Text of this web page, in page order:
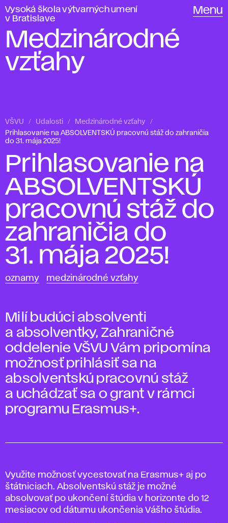
Vysoká škola výtvarných umení
v Bratislave
Menu
Medzinárodné
vzťahy
VŠVU Udalosti
Medzinárodné vzťahy
Prihlasovanie na ABSOLVENTSKÚ pracovnú stáž do zahraničia
do 31. mája 2025!
Prihlasovanie na
ABSOLVENTSKÚ
pracovnú stáž do
zahraničia do
31. mája 2025!
oznamy medzinárodné vzťahy
Milí budúci absolventi
a absolventky, Zahraničné
oddelenie VŠVU Vám pripomína
možnosť prihlásiť sa na
absolventskú pracovnú stáž
a uchádzať sa o grant v rámci
programu Erasmus+.
Využite možnosť vycestovať na Erasmus+ aj po
štátniciach. Absolventskú stáž je možné
absolvovať po ukončení štúdia v horizonte do 12
mesiacov od dátumu ukončenia Vášho štúdia.